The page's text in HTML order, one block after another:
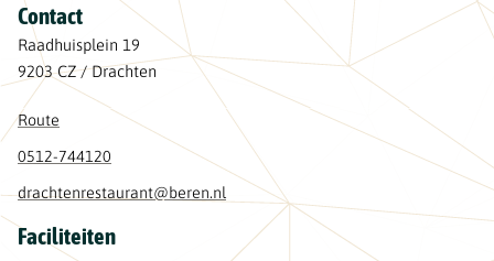
Contact
Raadhuisplein 19
9203 CZ / Drachten
Route
0512-744120
drachtenrestaurant@beren.nl
Faciliteiten